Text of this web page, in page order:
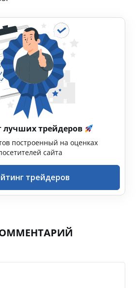
лучших трейдеров
построенный на оценках
сайта
трейдеров